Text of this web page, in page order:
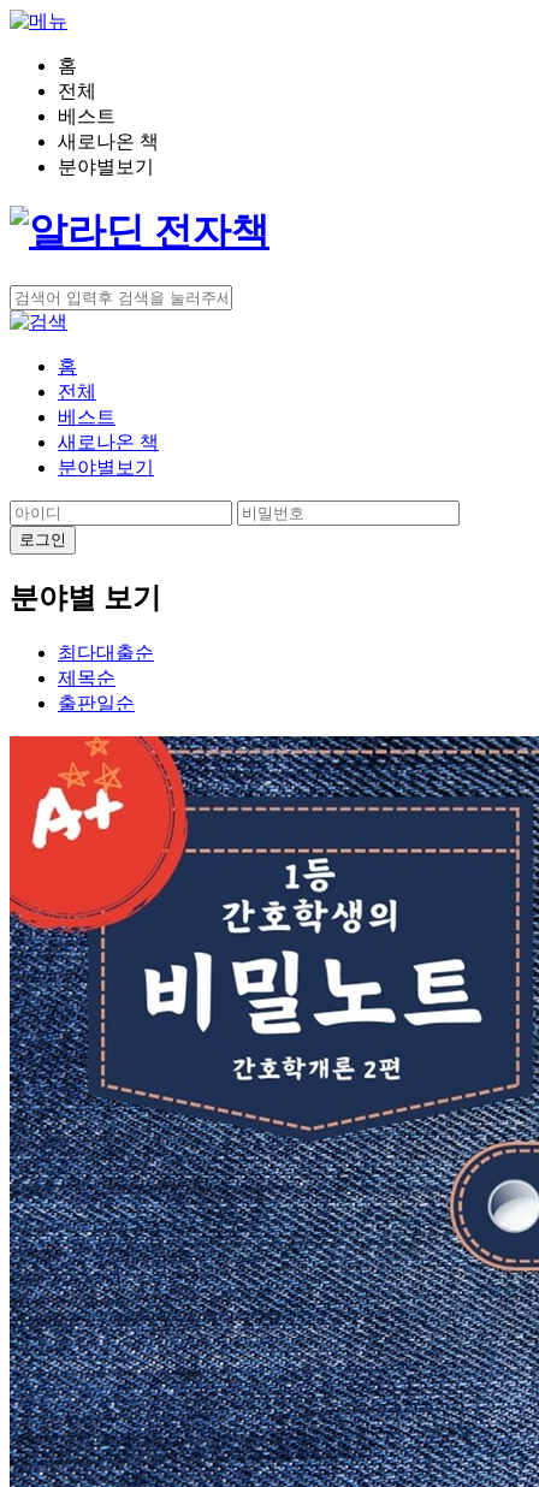
홈
전체
베스트
새로나온 책
분야별보기
홈
전체
베스트
새로나온 책
분야별보기
분야별 보기
최다대출순
제목순
출판일순